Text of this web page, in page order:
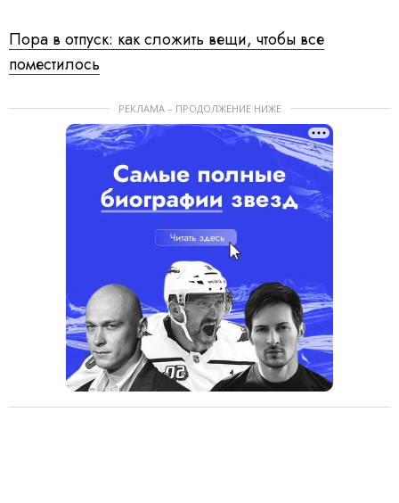
Пора в отпуск: как сложить вещи, чтобы все
поместилось
РЕКЛАМА – ПРОДОЛЖЕНИЕ НИЖЕ